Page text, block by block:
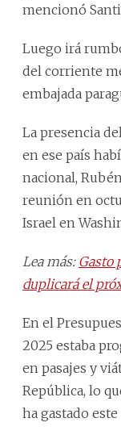
mencionó
Luego irá
del corriente
embajada
La presencia
en ese país
nacional,
reunión en
Israel en
Lea más: Gasto
duplicará el
En el
2025 estaba
en pasajes y
República, lo
ha gastado este